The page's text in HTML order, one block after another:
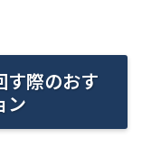
す際のおす
ン